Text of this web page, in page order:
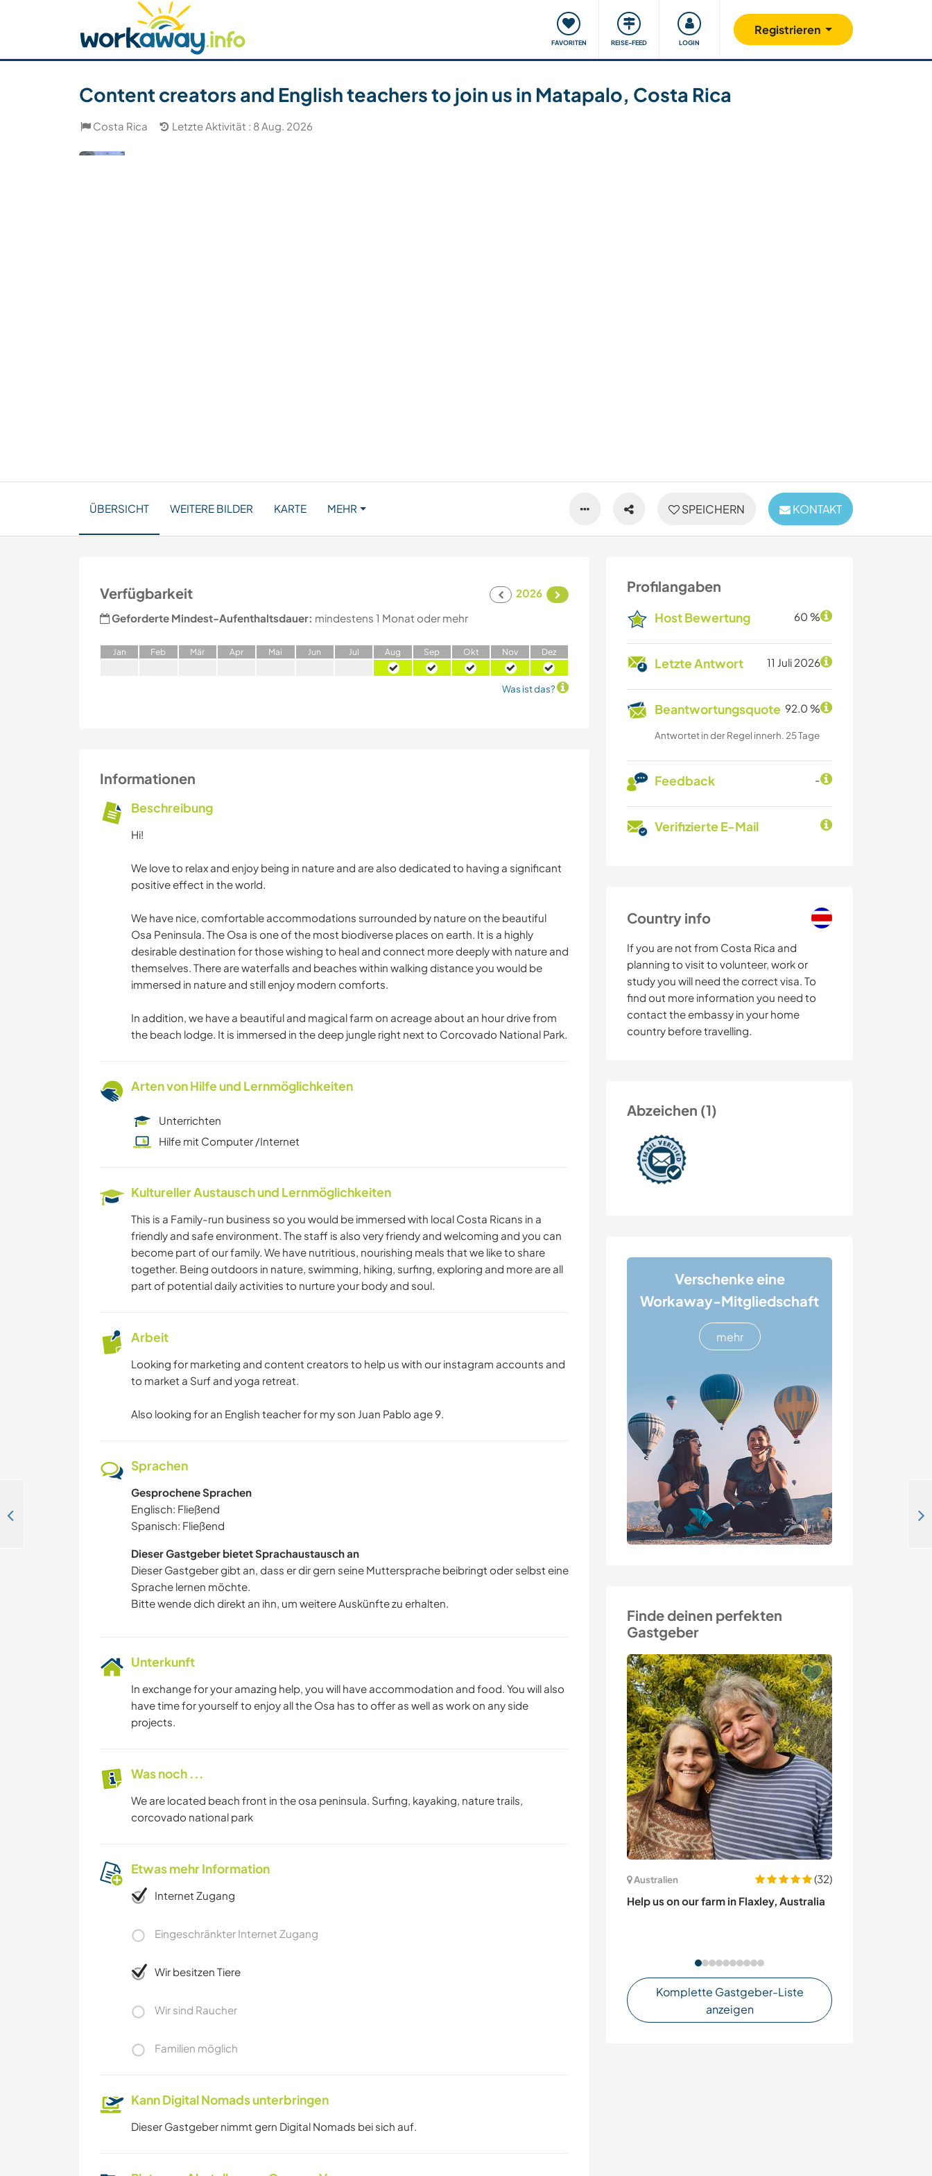
FAVORITEN REISE-FEED LOGIN
Registrieren
Host finden Reisepartner finden Reisen & Lernen Unsere Community Gutes tun
Sicherheit
Content creators and English teachers to join us in Matapalo, Costa Rica
Costa Rica Letzte Aktivität : 8 Aug. 2026
SPEICHERN KONTAKT
ÜBERSICHT WEITERE BILDER KARTE MEHR
Profilangaben
Host Bewertung 60 %
Letzte Antwort 11 Juli 2026
Beantwortungsquote 92.0 %
Antwortet in der Regel innerh. 25 Tage
Feedback -
Verifizierte E-Mail
Country info
If you are not from Costa Rica and
planning to visit to volunteer, work or
study you will need the correct visa. To
find out more information you need to
contact the embassy in your home
country before travelling.
Abzeichen (1)
Verschenke eine
Workaway-Mitgliedschaft
mehr
Finde deinen perfekten
Gastgeber
Australien
(32)
Help us on our farm in Flaxley, Australia
Komplette Gastgeber-Liste
anzeigen
Verfügbarkeit
2026
Geforderte Mindest-Aufenthaltsdauer: mindestens 1 Monat oder mehr
Jan Feb Mär Apr Mai Jun Jul Aug Sep Okt Nov Dez
Was ist das?
Informationen
Beschreibung
Hi!
We love to relax and enjoy being in nature and are also dedicated to having a significant
positive effect in the world.
We have nice, comfortable accommodations surrounded by nature on the beautiful
Osa Peninsula. The Osa is one of the most biodiverse places on earth. It is a highly
desirable destination for those wishing to heal and connect more deeply with nature and
themselves. There are waterfalls and beaches within walking distance you would be
immersed in nature and still enjoy modern comforts.
In addition, we have a beautiful and magical farm on acreage about an hour drive from
the beach lodge. It is immersed in the deep jungle right next to Corcovado National Park.
Arten von Hilfe und Lernmöglichkeiten
Unterrichten
Hilfe mit Computer /Internet
Kultureller Austausch und Lernmöglichkeiten
This is a Family-run business so you would be immersed with local Costa Ricans in a
friendly and safe environment. The staff is also very friendy and welcoming and you can
become part of our family. We have nutritious, nourishing meals that we like to share
together. Being outdoors in nature, swimming, hiking, surfing, exploring and more are all
part of potential daily activities to nurture your body and soul.
Arbeit
Looking for marketing and content creators to help us with our instagram accounts and
to market a Surf and yoga retreat.
Also looking for an English teacher for my son Juan Pablo age 9.
Sprachen
Gesprochene Sprachen
Englisch: Fließend
Spanisch: Fließend
Dieser Gastgeber bietet Sprachaustausch an
Dieser Gastgeber gibt an, dass er dir gern seine Muttersprache beibringt oder selbst eine
Sprache lernen möchte.
Bitte wende dich direkt an ihn, um weitere Auskünfte zu erhalten.
Unterkunft
In exchange for your amazing help, you will have accommodation and food. You will also
have time for yourself to enjoy all the Osa has to offer as well as work on any side
projects.
Was noch ...
We are located beach front in the osa peninsula. Surfing, kayaking, nature trails,
corcovado national park
Etwas mehr Information
Internet Zugang
Eingeschränkter Internet Zugang
Wir besitzen Tiere
Wir sind Raucher
Familien möglich
Kann Digital Nomads unterbringen
Dieser Gastgeber nimmt gern Digital Nomads bei sich auf.